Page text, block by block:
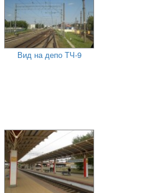
Вид на депо ТЧ-9